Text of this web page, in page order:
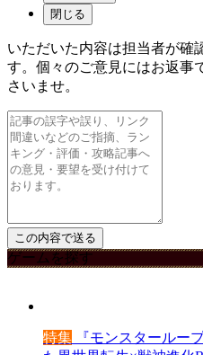
閉じる
いただいた内容は担当者が確
す。個々のご意見にはお返事
さいませ。
ゲームを探す
特集 『モンスタールー